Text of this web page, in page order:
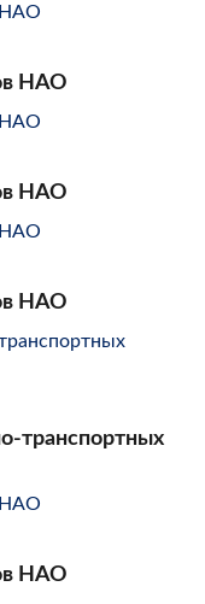
НАО
НАО
НАО
транспортных
НАО